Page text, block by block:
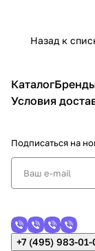
Назад к
Каталог
Условия
Подписаться на
+7 (495) 983-01-